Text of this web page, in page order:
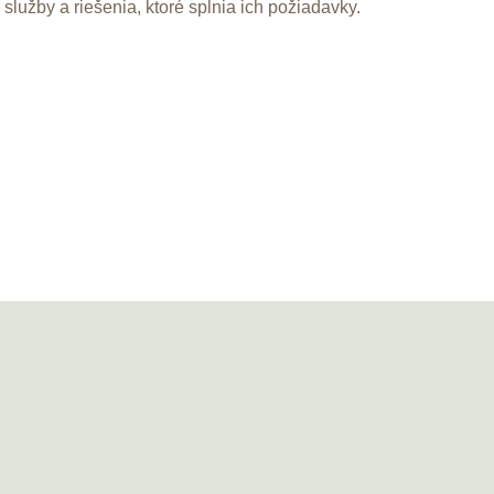
a riešenia, ktoré splnia ich požiadavky.